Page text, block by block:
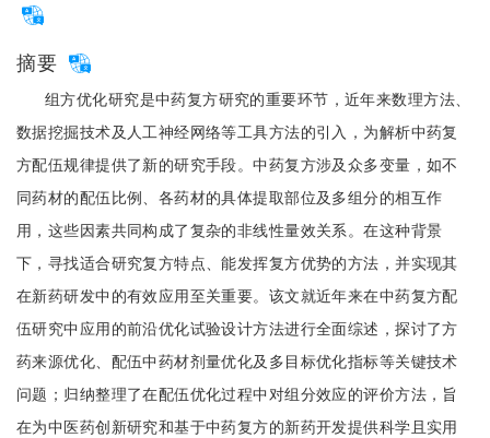
摘要
组方优化研究是中药复方研究的重要环节，近年来数理方法、
数据挖掘技术及人工神经网络等工具方法的引入，为解析中药复
方配伍规律提供了新的研究手段。中药复方涉及众多变量，如不
同药材的配伍比例、各药材的具体提取部位及多组分的相互作
用，这些因素共同构成了复杂的非线性量效关系。在这种背景
下，寻找适合研究复方特点、能发挥复方优势的方法，并实现其
在新药研发中的有效应用至关重要。该文就近年来在中药复方配
伍研究中应用的前沿优化试验设计方法进行全面综述，探讨了方
药来源优化、配伍中药材剂量优化及多目标优化指标等关键技术
问题；归纳整理了在配伍优化过程中对组分效应的评价方法，旨
在为中医药创新研究和基于中药复方的新药开发提供科学且实用